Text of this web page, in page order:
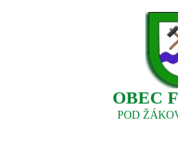
OBEC
POD